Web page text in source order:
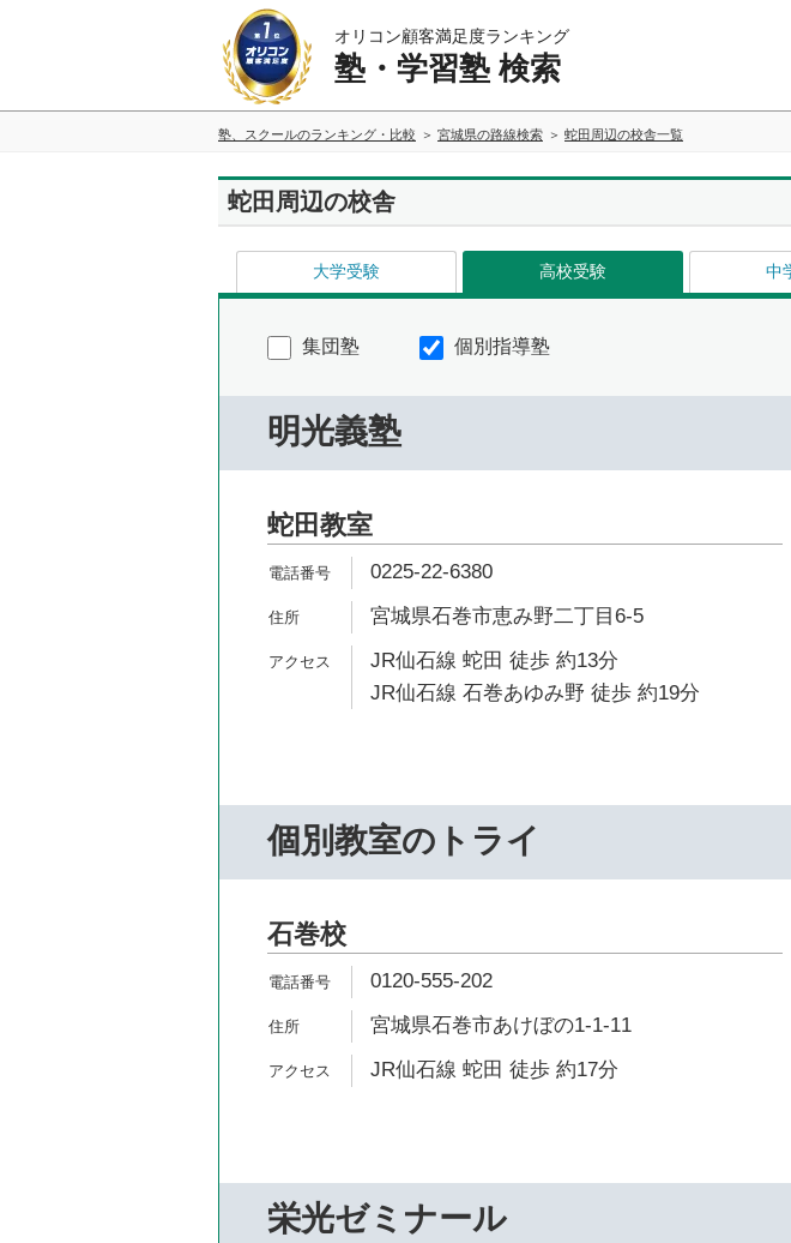
オリコン顧客満足度ランキング
塾・学習塾 検索
塾、スクールのランキング・比較 宮城県の路線検索 蛇田周辺の校舎一覧
蛇田周辺の校舎
大学受験 高校受験 中
集団塾 個別指導塾
明光義塾
蛇田教室
0225-22-6380
宮城県石巻市恵み野二丁目6-5
JR仙石線 蛇田 徒歩 約13分
JR仙石線 石巻あゆみ野 徒歩 約19分
個別教室のトライ
石巻校
0120-555-202
宮城県石巻市あけぼの1-1-11
JR仙石線 蛇田 徒歩 約17分
栄光ゼミナール